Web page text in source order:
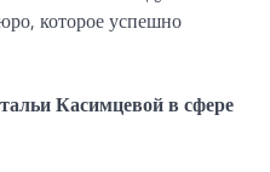
которое успешно
Касимцевой в сфере